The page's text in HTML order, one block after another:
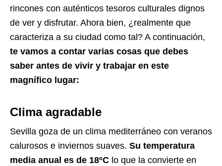
rincones con auténticos tesoros culturales dignos
de ver y disfrutar. Ahora bien, ¿realmente que
caracteriza a su ciudad como tal? A continuación,
te vamos a contar varias cosas que debes
saber antes de vivir y trabajar en este
magnífico lugar:
Clima agradable
Sevilla goza de un clima mediterráneo con veranos
calurosos e inviernos suaves. Su temperatura
media anual es de 18ºC lo que la convierte en